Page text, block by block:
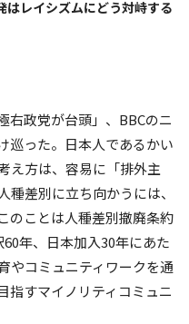
はレイシズムにどう対峙する
右政党が台頭」、BBCのニ
巡った。日本人であるかい
え方は、容易に「排外主
差別に立ち向かうには、
のことは人種差別撤廃条約
年、日本加入30年にあた
やコミュニティワークを通
指すマイノリティコミュニ